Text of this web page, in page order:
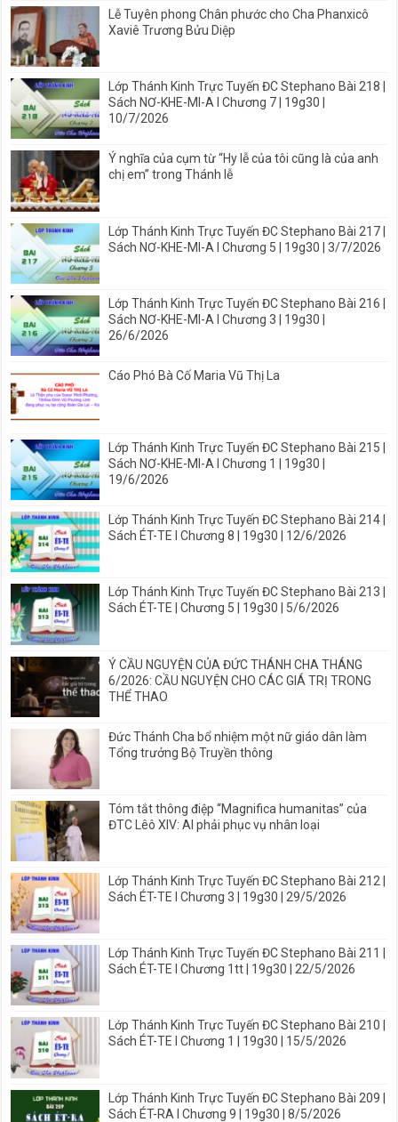
Lễ Tuyên phong Chân phước cho Cha Phanxicô
Xaviê Trương Bửu Diệp
Lớp Thánh Kinh Trực Tuyến ĐC Stephano Bài 218 |
Sách NƠ-KHE-MI-A I Chương 7 | 19g30 |
10/7/2026
Ý nghĩa của cụm từ “Hy lễ của tôi cũng là của anh
chị em” trong Thánh lễ
Lớp Thánh Kinh Trực Tuyến ĐC Stephano Bài 217 |
Sách NƠ-KHE-MI-A I Chương 5 | 19g30 | 3/7/2026
Lớp Thánh Kinh Trực Tuyến ĐC Stephano Bài 216 |
Sách NƠ-KHE-MI-A I Chương 3 | 19g30 |
26/6/2026
Cáo Phó Bà Cố Maria Vũ Thị La
Lớp Thánh Kinh Trực Tuyến ĐC Stephano Bài 215 |
Sách NƠ-KHE-MI-A I Chương 1 | 19g30 |
19/6/2026
Lớp Thánh Kinh Trực Tuyến ĐC Stephano Bài 214 |
Sách ÉT-TE I Chương 8 | 19g30 | 12/6/2026
Lớp Thánh Kinh Trực Tuyến ĐC Stephano Bài 213 |
Sách ÉT-TE | Chương 5 | 19g30 | 5/6/2026
Ý CẦU NGUYỆN CỦA ĐỨC THÁNH CHA THÁNG
6/2026: CẦU NGUYỆN CHO CÁC GIÁ TRỊ TRONG
THỂ THAO
Đức Thánh Cha bổ nhiệm một nữ giáo dân làm
Tổng trưởng Bộ Truyền thông
Tóm tắt thông điệp “Magnifica humanitas” của
ĐTC Lêô XIV: AI phải phục vụ nhân loại
Lớp Thánh Kinh Trực Tuyến ĐC Stephano Bài 212 |
Sách ÉT-TE I Chương 3 | 19g30 | 29/5/2026
Lớp Thánh Kinh Trực Tuyến ĐC Stephano Bài 211 |
Sách ÉT-TE I Chương 1tt | 19g30 | 22/5/2026
Lớp Thánh Kinh Trực Tuyến ĐC Stephano Bài 210 |
Sách ÉT-TE I Chương 1 | 19g30 | 15/5/2026
Lớp Thánh Kinh Trực Tuyến ĐC Stephano Bài 209 |
Sách ÉT-RA I Chương 9 | 19g30 | 8/5/2026